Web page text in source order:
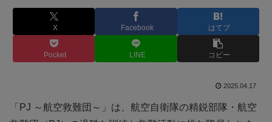
X Facebook はてブ
Pocket LINE コピー
2025.04.17
「PJ ～航空救難団～」は、航空自衛隊の精鋭部隊・航空